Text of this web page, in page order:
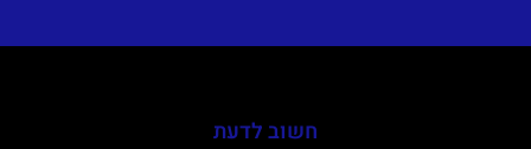
חשוב לדעת